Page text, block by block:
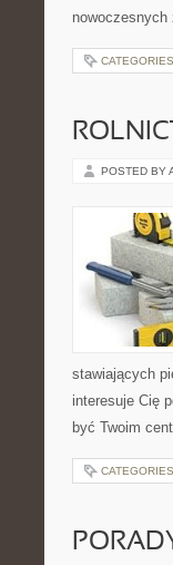
nowoczesnych
POSTED BY
stawiających
interesuje Cię
być Twoim